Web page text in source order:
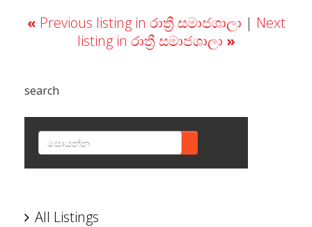
« Previous listing in රාත්‍රී සමාජශාලා | Next
listing in රාත්‍රී සමාජශාලා »
search
All Listings